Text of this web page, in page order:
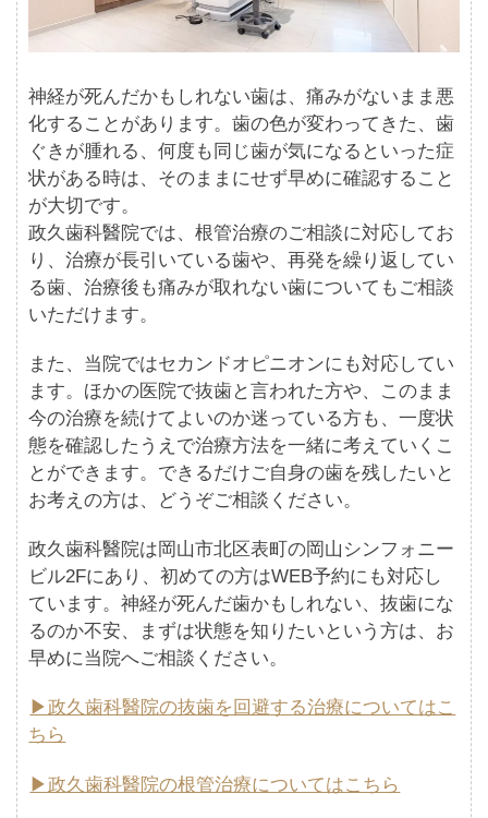
神経が死んだかもしれない歯は、痛みがないまま悪
化することがあります。歯の色が変わってきた、歯
ぐきが腫れる、何度も同じ歯が気になるといった症
状がある時は、そのままにせず早めに確認すること
が大切です。
政久歯科醫院では、根管治療のご相談に対応してお
り、治療が長引いている歯や、再発を繰り返してい
る歯、治療後も痛みが取れない歯についてもご相談
いただけます。
また、当院ではセカンドオピニオンにも対応してい
ます。ほかの医院で抜歯と言われた方や、このまま
今の治療を続けてよいのか迷っている方も、一度状
態を確認したうえで治療方法を一緒に考えていくこ
とができます。できるだけご自身の歯を残したいと
お考えの方は、どうぞご相談ください。
政久歯科醫院は岡山市北区表町の岡山シンフォニー
ビル2Fにあり、初めての方はWEB予約にも対応し
ています。神経が死んだ歯かもしれない、抜歯にな
るのか不安、まずは状態を知りたいという方は、お
早めに当院へご相談ください。
▶政久歯科醫院の抜歯を回避する治療についてはこ
ちら
▶政久歯科醫院の根管治療についてはこちら